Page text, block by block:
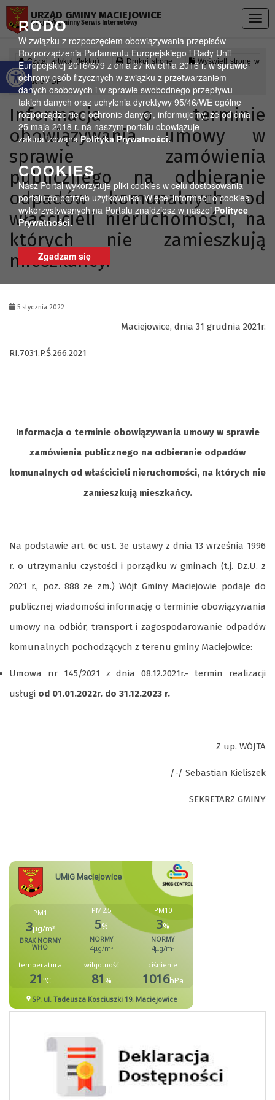
Otwórz pasek narzędzi
RODO
W związku z rozpoczęciem obowiązywania przepisów
Rozporządzenia Parlamentu Europejskiego i Rady Unii
Europejskiej 2016/679 z dnia 27 kwietnia 2016 r. w sprawie
ochrony osób fizycznych w związku z przetwarzaniem
danych osobowych i w sprawie swobodnego przepływu
takich danych oraz uchylenia dyrektywy 95/46/WE ogólne
rozporządzenie o ochronie danych, informujemy, że od dnia
25 maja 2018 r. na naszym portalu obowiązuje
zaktualizowanaPolityka Prywatności.
COOKIES
Nasz Portal wykorzytuje pliki cookies w celu dostosowania
portalu do potrzeb użytkownika. Więcej informacji o cookies
wykorzystywanych na Portalu znajdziesz w naszejPolityce
Prywatności.
Zgadzam się
URZĄD GMINY MACIEJOWICE
Oficjalny gminny Serwis Internetowy
Czytaj artykuł (lektor) Drukuj stronę Wyświetl stronę w
formacie PDF
Informacja o terminie
obowiązywania umowy w
sprawie zamówienia
publicznego na odbieranie
odpadów komunalnych od
właścicieli nieruchomości, na
których nie zamieszkują
mieszkańcy.
5 stycznia 2022
Maciejowice, dnia 31 grudnia 2021r.
RI.7031.P.Ś.266.2021
Informacja o terminie obowiązywania umowy w sprawie
zamówienia publicznego na odbieranie odpadów
komunalnych od właścicieli nieruchomości, na których nie
zamieszkują mieszkańcy.
Na podstawie art. 6c ust. 3e ustawy z dnia 13 września 1996
r. o utrzymaniu czystości i porządku w gminach (t.j. Dz.U. z
2021 r., poz. 888 ze zm.) Wójt Gminy Maciejowie podaje do
publicznej wiadomości informację o terminie obowiązywania
umowy na odbiór, transport i zagospodarowanie odpadów
komunalnych pochodzących z terenu gminy Maciejowice:
Umowa nr 145/2021 z dnia 08.12.2021r.- termin realizacji
usługi od 01.01.2022r. do 31.12.2023 r.
Z up. WÓJTA
/-/ Sebastian Kieliszek
SEKRETARZ GMINY